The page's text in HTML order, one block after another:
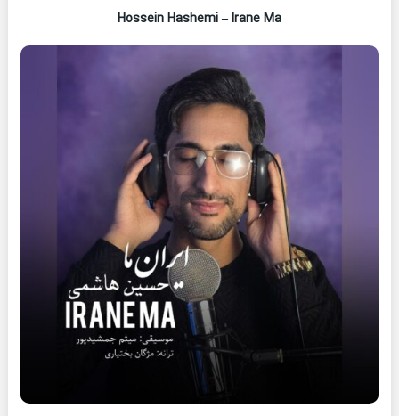
Hossein Hashemi – Irane Ma